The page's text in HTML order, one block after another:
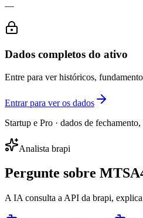
—
Dados completos do ativo
Entre para ver históricos,
Entrar para ver os dados
Startup e Pro · dados de
Analista brapi
Pergunte sobre
A IA consulta a API da brapi,